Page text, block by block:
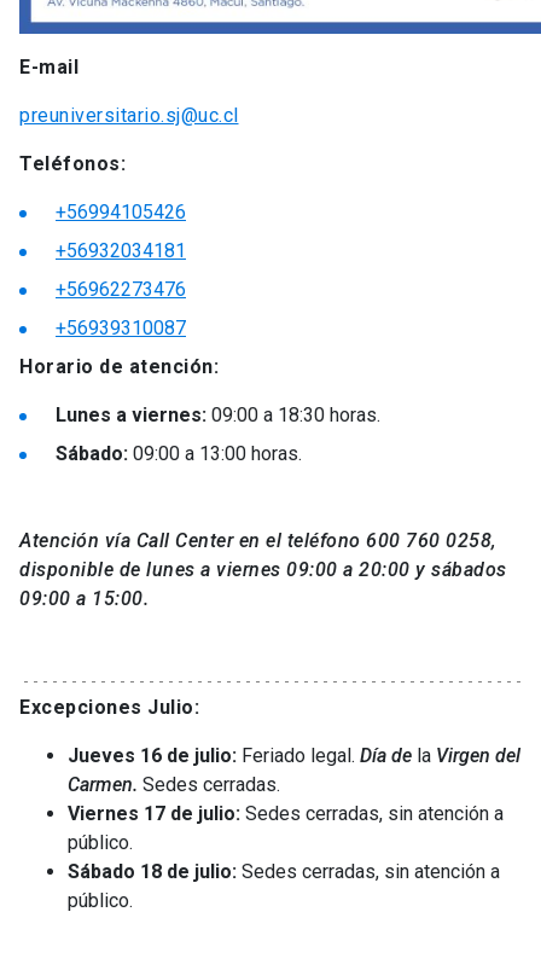
E-mail
preuniversitario.sj@uc.cl
Teléfonos:
+56994105426
+56932034181
+56962273476
+56939310087
Horario de atención:
Lunes a viernes: 09:00 a 18:30 horas.
Sábado: 09:00 a 13:00 horas.
Atención vía Call Center en el teléfono 600 760 0258,
disponible de lunes a viernes 09:00 a 20:00 y sábados
09:00 a 15:00.
Excepciones Julio:
Jueves 16 de julio: Feriado legal. Día de la Virgen del
Carmen. Sedes cerradas.
Viernes 17 de julio: Sedes cerradas, sin atención a
público.
Sábado 18 de julio: Sedes cerradas, sin atención a
público.